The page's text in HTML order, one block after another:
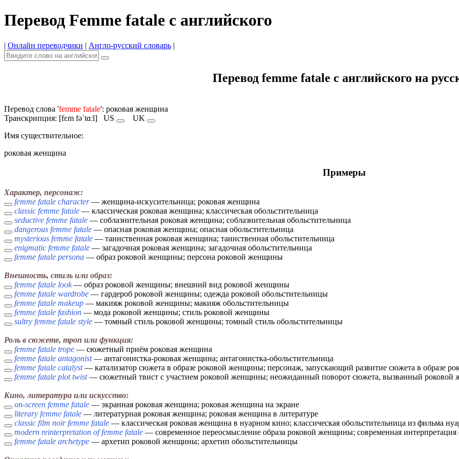
Перевод Femme fatale с английского
| Онлайн переводчики | Англо-русский словарь |
Перевод femme fatale с английского на
Перевод слова 'femme fatale': роковая женщина
Транскрипция: [fɛm fəˈtɑːl] US
UK
Имя cуществительное:
роковая женщина
Примеры
Характер, персонаж:
femme fatale character— женщина-искусительница; роковая женщина
classic femme fatale — классическая роковая женщина; классическая обольстительница
seductive femme fatale — соблазнительная роковая женщина; соблазнительная обольстительница
dangerous femme fatale — опасная роковая женщина; опасная обольстительница
mysterious femme fatale — таинственная роковая женщина; таинственная обольстительница
enigmatic femme fatale — загадочная роковая женщина; загадочная обольстительница
femme fatale persona — образ роковой женщины; персонa роковой женщины
Внешность, стиль или образ:
femme fatale look— образ роковой женщины; внешний вид роковой женщины
femme fatale wardrobe — гардероб роковой женщины; одежда роковой обольстительницы
femme fatale makeup — макияж роковой женщины; макияж обольстительницы
femme fatale fashion — мода роковой женщины; стиль роковой женщины
sultry femme fatale style — томный стиль роковой женщины; томный стиль обольстительницы
Роль в сюжете, троп или функция:
femme fatale trope — сюжетный приём роковая женщина
femme fatale antagonist— антагонистка-роковая женщина; антагонистка-обольстительница
femme fatale catalyst— катализатор сюжета в образе роковой женщины; персонаж, запускающий развитие сюжета в образе
femme fatale plot twist— сюжетный твист с участием роковой женщины; неожиданный поворот сюжета, вызванный роковой
Кино, литература или искусство:
on-screen femme fatale — экранная роковая женщина; роковая женщина на экране
literary femme fatale — литературная роковая женщина; роковая женщина в литературе
classic film noir femme fatale — классическая роковая женщина в нуарном кино; классическая обольстительница из фильма
modern reinterpretation of femme fatale — современное переосмысление образа роковой женщины; современная
femme fatale archetype — архетип роковой женщины; архетип обольстительницы